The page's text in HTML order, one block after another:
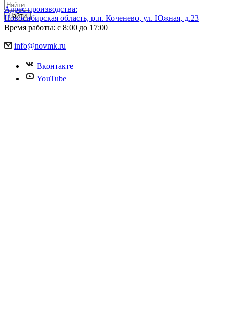
Адрес производства:
Новосибирская область, р.п. Коченево, ул. Южная, д.23
Время работы: с 8:00 до 17:00
info@novmk.ru
Вконтакте
YouTube
Найти